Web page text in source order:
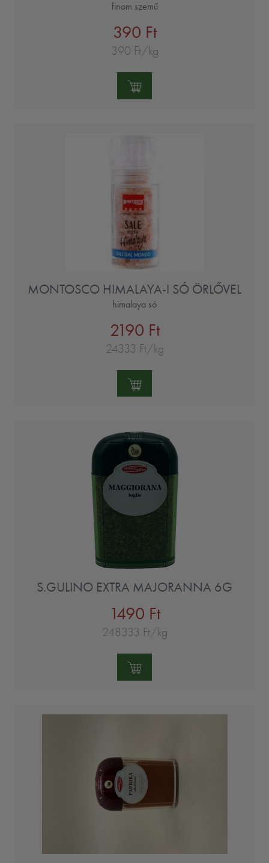
finom szemű
390 Ft
390 Ft/kg
Mennyiség:
MONTOSCO HIMALAYA-I SÓ ÖRLŐVEL
himalaya só
2190 Ft
24333 Ft/kg
Mennyiség:
S.GULINO EXTRA MAJORANNA 6G
1490 Ft
248333 Ft/kg
Mennyiség: